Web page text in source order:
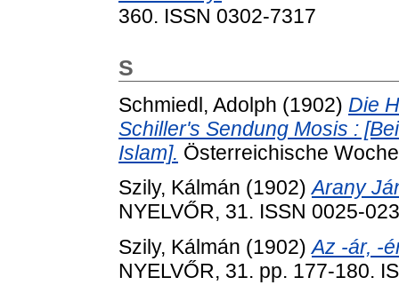
360. ISSN 0302-7317
S
Schmiedl, Adolph (1902) Die
Schiller's Sendung Mosis :
Islam]. Österreichische
Szily, Kálmán (1902)Arany
NYELVŐR, 31. ISSN 0025-
Szily, Kálmán (1902)Az -ár, -
NYELVŐR, 31. pp. 177-180.